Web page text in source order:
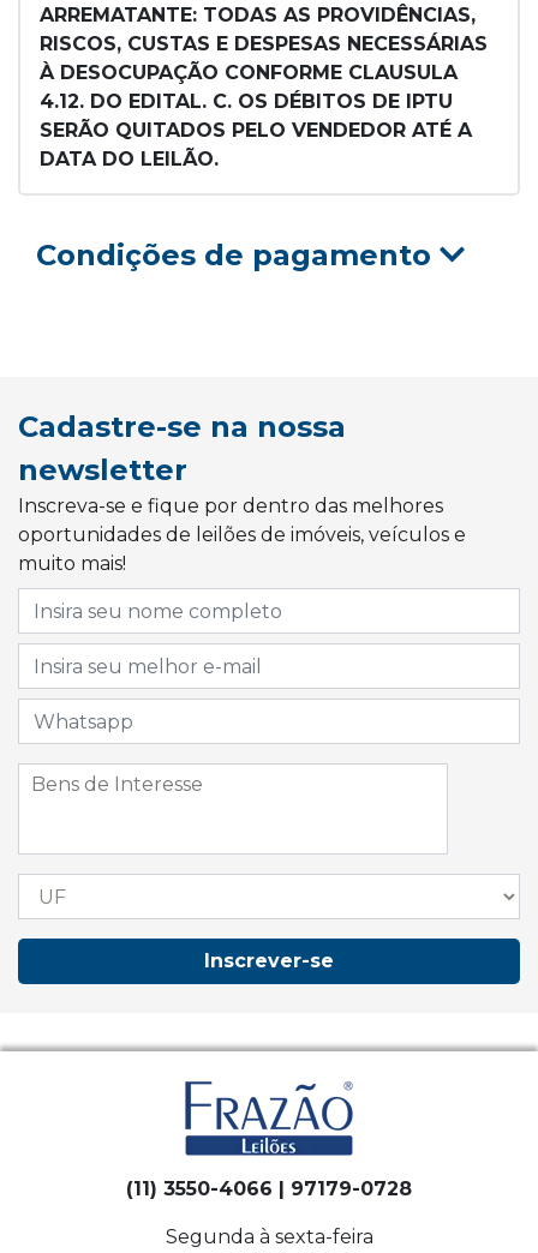
ARREMATANTE: TODAS AS PROVIDÊNCIAS,
RISCOS, CUSTAS E DESPESAS NECESSÁRIAS
À DESOCUPAÇÃO CONFORME CLAUSULA
4.12. DO EDITAL. C. OS DÉBITOS DE IPTU
SERÃO QUITADOS PELO VENDEDOR ATÉ A
DATA DO LEILÃO.
Condições de pagamento
Cadastre-se na nossa
newsletter
Inscreva-se e fique por dentro das melhores
oportunidades de leilões de imóveis, veículos e
muito mais!
Inscrever-se
(11) 3550-4066 | 97179-0728
Segunda à sexta-feira